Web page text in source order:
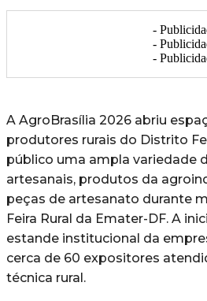
-
-
-
A AgroBrasília 2026 abriu
produtores rurais do Distrito
público uma ampla variedade
artesanais, produtos da
peças de artesanato durante
Feira Rural da Emater-DF. A
estande institucional da
cerca de 60 expositores
técnica rural.